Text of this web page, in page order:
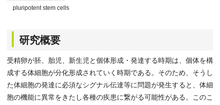
pluripotent stem cells
研究概要
受精卵が胚、胎児、新生児と個体形成・発達する時期は、個体を構
成する体細胞が分化形成されていく時期である。そのため、そうし
た体細胞の発達に必須なシグナル伝達等に問題が発生すると、体細
胞の機能に異常をきたし各種の疾患に繋がる可能性がある。このこ